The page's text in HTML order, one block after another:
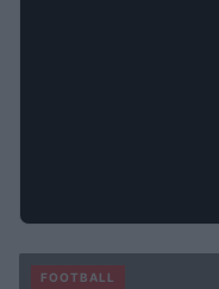
FOOTBALL